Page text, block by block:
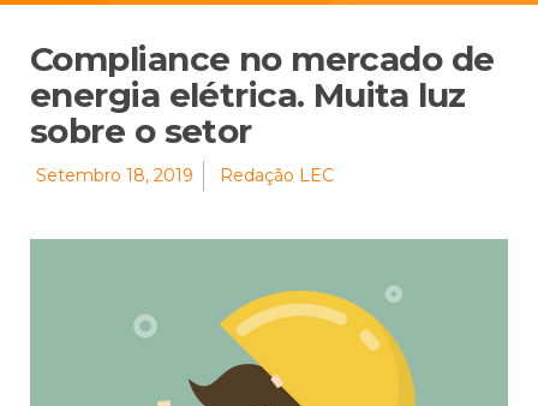
Compliance no mercado de
energia elétrica. Muita luz
sobre o setor
Setembro 18, 2019 Redação LEC